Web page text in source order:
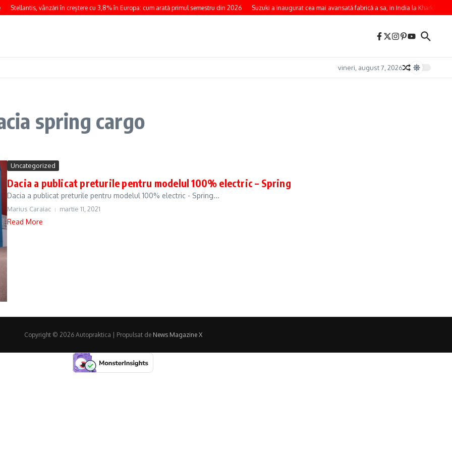
Stellantis, vânzări în creștere cu 3,8% în Europa: cum arată primul semestru din 2026 Suzuki a inaugurat cea mai avansată fabrică a sa, in India la Kharkhoda
vineri, august 7, 2026
spring cargo
Uncategorized
Dacia a publicat preturile pentru modelul 100% electric – Spring
Dacia a publicat preturile pentru modelul 100% electric - Spring...
Marius Caraiac martie 11, 2021
Read More
Copyright © 2026 Autopraktica | Propulsat de News Magazine X